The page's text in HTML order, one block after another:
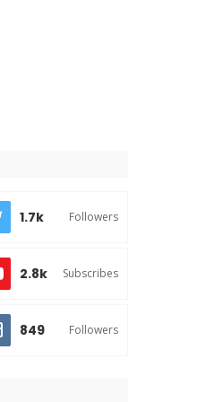
1.7k Followers
2.8k Subscribes
849 Followers